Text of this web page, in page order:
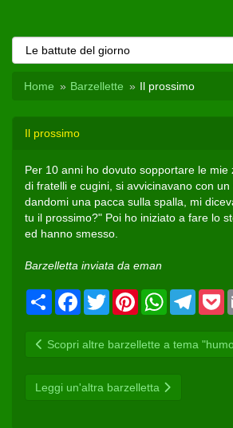
Home Barzellette Il prossimo
Il prossimo
Per 10 anni ho dovuto sopportare le mie
di fratelli e cugini, si avvicinavano con
dandomi una pacca sulla spalla, mi
tu il prossimo?" Poi ho iniziato a fare lo
ed hanno smesso.
Barzelletta inviata da eman
CondividiFacebook
Twitter PinterestWhatsApp
Scopri altre barzellette a tema
Leggi un'altra barzelletta